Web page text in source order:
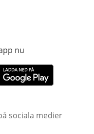
nu
i nytt fönster
sociala medier